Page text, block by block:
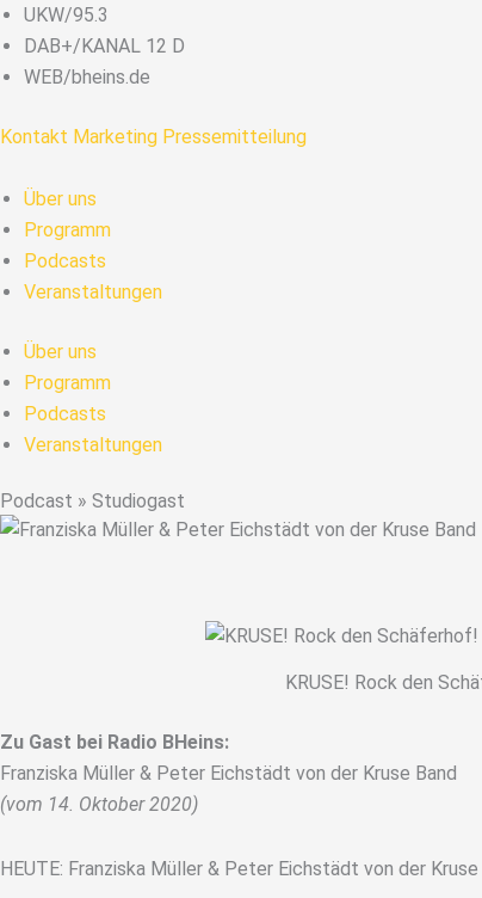
Zum
Inhalt
springen
UKW/95.3
DAB+/KANAL 12 D
WEB/bheins.de
Kontakt Marketing Pressemitteilung
Über uns
Programm
Podcasts
Veranstaltungen
Über uns
Programm
Podcasts
Veranstaltungen
Podcast » Studiogast
KRUSE! Rock den
Zu Gast bei Radio BHeins:
Franziska Müller & Peter Eichstädt von der Kruse Band
(vom 14. Oktober 2020)
HEUTE: Franziska Müller & Peter Eichstädt von der